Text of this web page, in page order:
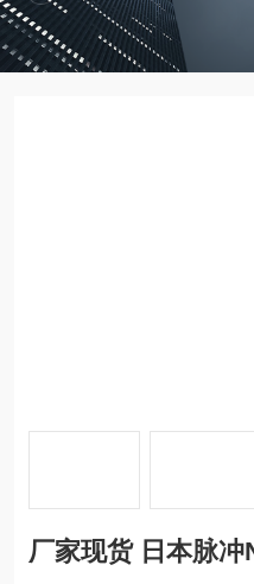
厂家现货 日本脉